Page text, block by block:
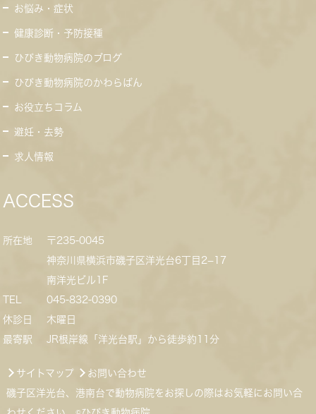
お悩み・症状
健康診断・予防接種
ひびき動物病院のブログ
ひびき動物病院のかわらばん
お役立ちコラム
避妊・去勢
求人情報
ACCESS
所在地
〒235-0045
神奈川県横浜市磯子区洋光台6丁目2−17
南洋光ビル1F
TEL
045-832-0390
休診日
木曜日
最寄駅
JR根岸線「洋光台駅」から徒歩約11分
サイトマップ
お問い合わせ
磯子区洋光台、港南台で動物病院をお探しの際はお気軽にお問い合